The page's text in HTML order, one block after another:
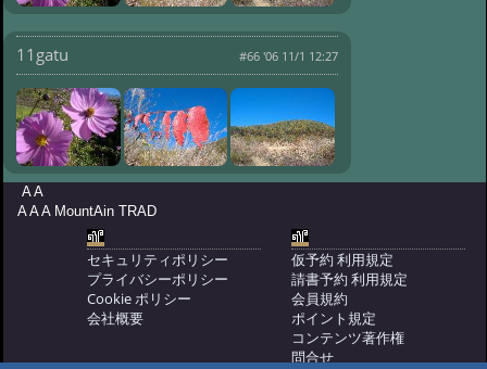
11gatu #66 '06 11/1 12:27
@ '09 11/5 12:32
雪
@ '09 11/3 09:54
#612:晩秋便り 四季の終わ
りの花々
@ '09 11/1 09:32
#611:秋便り 夕焼け
@ '09 10/29 09:51
#610:秋便り 横谷
峡ハイキング
@ '09 10/24 10:39
#608: 秋便り ダンコウバイ
@ '09 10/22 10:24
#607:
秋便り 御岳
@ '09 10/21 08:41
秋便り 皆で何してる？
A A
A A A MountAin TRAD
セキュリティポリシー
プライバシーポリシー
Cookie ポリシー
会社概要
仮予約 利用規定
請書予約 利用規定
会員規約
ポイント規定
コンテンツ著作権
問合せ